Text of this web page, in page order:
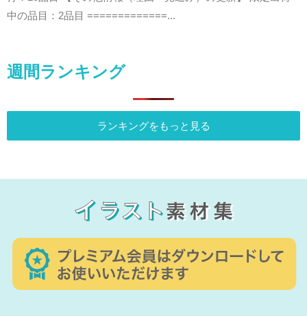
中の品目：2品目 =============...
週間ランキング
ランキングをもっと見る